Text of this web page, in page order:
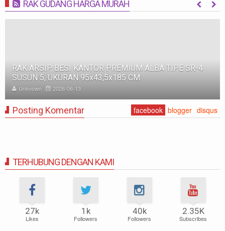
RAK GUDANG HARGA MURAH MORE
RAK BESI SUSUN GUDANG PABRIK MEDIUM DUTY ZA-
500, WARNA FULL BIRU, UKURAN 150x100x200 CM
Unknown 2025-11-12
Posting Komentar facebook blogger disqus
TERHUBUNG DENGAN KAMI
27k
Likes
1k
Followers
40k
Followers
2.35K
Subscribes